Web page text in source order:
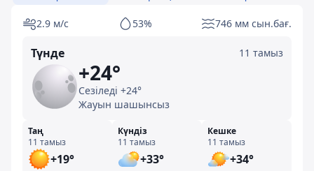
2.9 м/с 53% 746 мм сын.бағ.
Түнде 11 тамыз
+24°
Сезіледі +24°
Жауын шашынсыз
Таң
11 тамыз
+19°
Күндіз
11 тамыз
+33°
Кешке
11 тамыз
+34°